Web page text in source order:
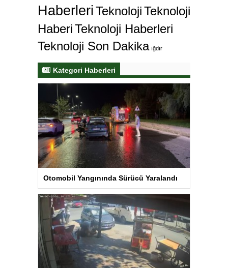
HaberleriTeknolojiTeknoloji
HaberiTeknoloji Haberleri
Teknoloji Son Dakika ığdır
Kategori Haberleri
Otomobil Yangınında Sürücü Yaralandı